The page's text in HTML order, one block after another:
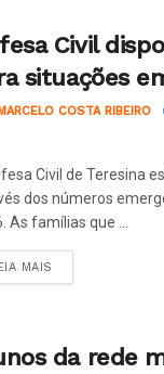
Civil
situações
MARCELO COSTA RIBEIRO
Civil de Teresina
dos números
As famílias que ...
MAIS
da rede